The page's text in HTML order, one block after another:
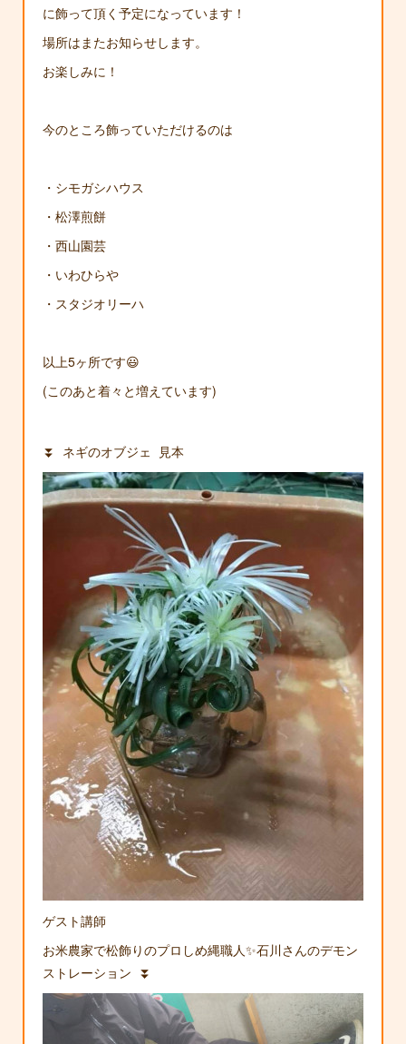
に飾って頂く予定になっています！
場所はまたお知らせします。
お楽しみに！
今のところ飾っていただけるのは
・シモガシハウス
・松澤煎餅
・西山園芸
・いわひらや
・スタジオリーハ
以上5ヶ所です😃
(このあと着々と増えています)
⏬ ネギのオブジェ 見本
ゲスト講師
お米農家で松飾りのプロしめ縄職人✨石川さんのデモン
ストレーション ⏬